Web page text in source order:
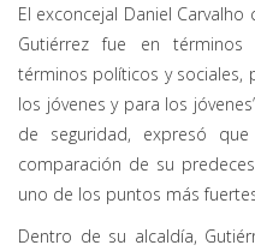
El exconcejal Daniel
Gutiérrez fue en
términos políticos y sociales,
los jóvenes y para los
de seguridad, expresó
comparación de su
uno de los puntos más
Dentro de su alcaldía,